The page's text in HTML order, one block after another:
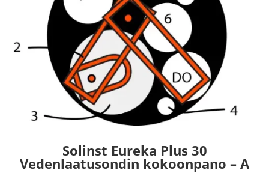
Solinst Eureka Plus 30
Vedenlaatusondin kokoonpano – A